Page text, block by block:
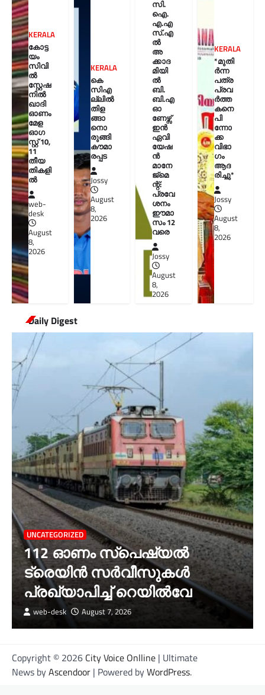
KERALA
കോട്ട
യം
സിവി
ൽ
സ്റ്റേഷ
നിൽ
ഖാദി
ഓണം
മേള
ഓഗ
സ്റ്റ് 10,
11
തീയ
തികളി
ല്‍
web-
desk
August
8,
2026
KERALA
കെ
സിഎ
ല്ലിൽ
തിള
ങ്ങാ
നൊ
രുങ്ങി
കൗമാ
രപ്പട
Jossy
August
8,
2026
സി.
ഐ.
എ.എ
സ്.എ
ൽ
അ
ക്കാദ
മിയി
ൽ
ബി.
ബി.എ
ഓ
ണേഴ്സ്
ഇൻ
ഏവി
യേഷ
ൻ
മാനേ
ജ്മെ
ന്റ്:
പ്രവേ
ശനം
ഈമാ
സം 12
വരെ
Jossy
August
8,
2026
KERALA
*മുതി
ർന്ന
പത്ര
പ്രവ
ർത്ത
കനെ
പി
ന്നോ
ക്ക
വിഭാ
ഗം
ആദ
രിച്ചു*
Jossy
August
8,
2026
Daily Digest
UNCATEGORIZED
112 ഓണം സ്പെഷ്യൽ
ട്രെയിൻ സർവീസുകൾ
പ്രഖ്യാപിച്ച് റെയിൽവേ
web-desk August 7, 2026
Copyright © 2026 City Voice Onlline | Ultimate
News byAscendoor | Powered byWordPress.